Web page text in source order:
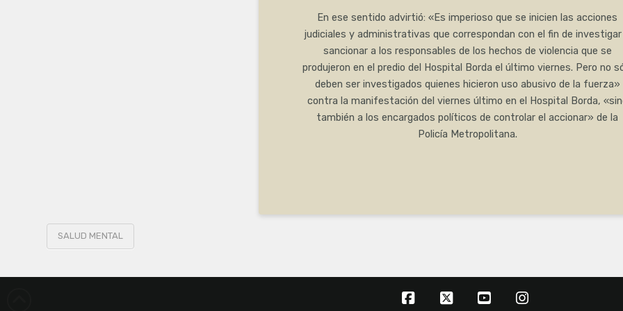
En ese sentido advirtió: «Es imperioso que se inicien las acciones
judiciales y administrativas que correspondan con el fin de
sancionar a los responsables de los hechos de violencia que se
produjeron en el predio del Hospital Borda el último viernes. Pero no
deben ser investigados quienes hicieron uso abusivo de la fuerza»
contra la manifestación del viernes último en el Hospital Borda,
también a los encargados políticos de controlar el accionar» de la
Policía Metropolitana.
SALUD MENTAL